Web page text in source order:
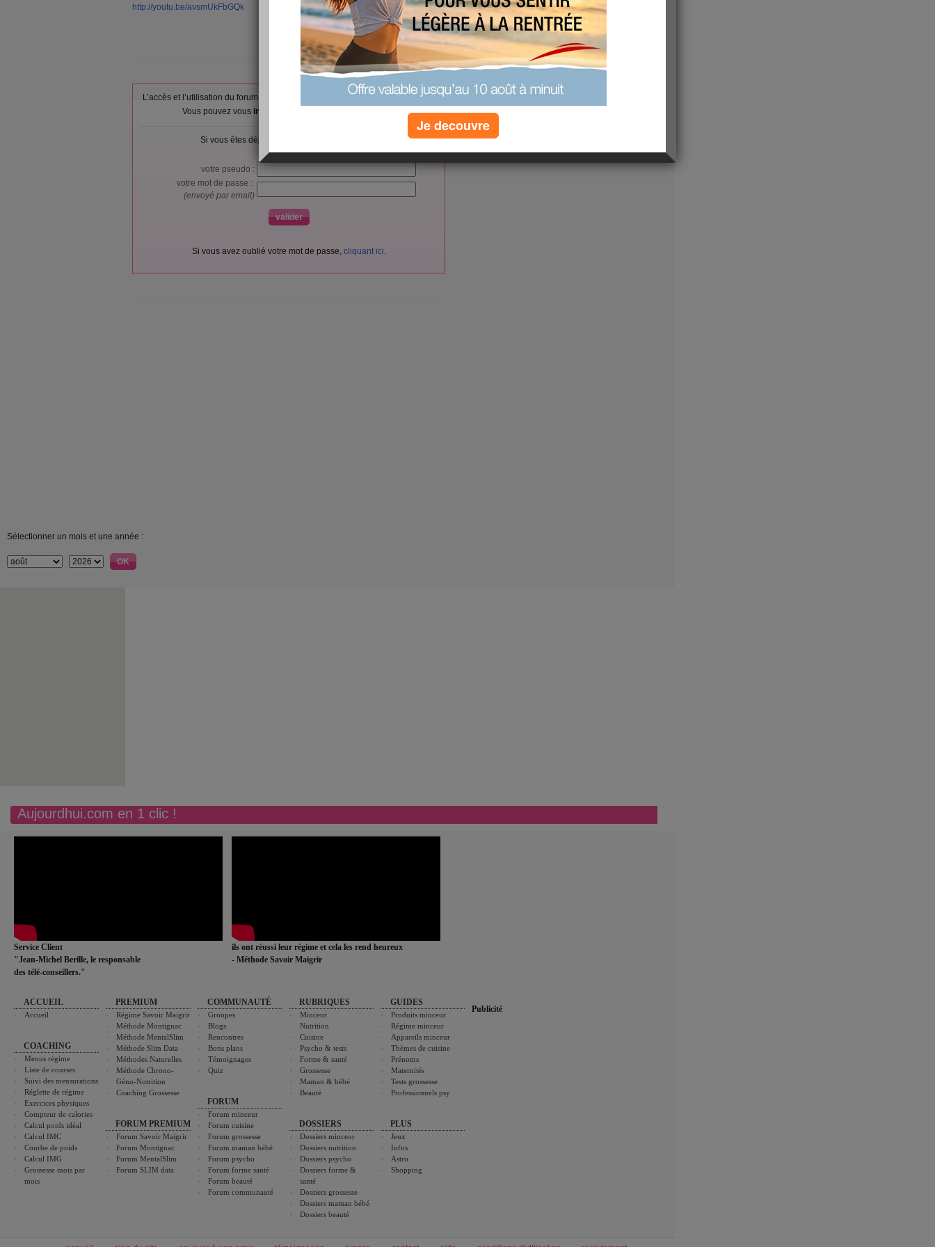
http://youtu.be/avsmUkFbGQk
(0) commentaires
L’accès et l’utilisation du forum sont réservés aux membres d'Aujourdhui.com.
Vous pouvez vous inscrire gratuitement
Si vous êtes déjà membre, connectez-vous ici :
votre pseudo :
votre mot de passe :
(envoyé par email)
Si vous avez oublié votre mot de passe, cliquant ici.
Sélectionner un mois et une année :
Aujourdhui.com en 1 clic !
Service Client
"Jean-Michel Berille, le responsable
des télé-conseillers."
ils ont réussi leur régime et cela les rend heureux
- Méthode Savoir Maigrir
ACCUEIL
Accueil
COACHING
Menus régime
Liste de courses
Suivi des mensurations
Réglette de régime
Exercices physiques
Compteur de calories
Calcul poids idéal
Calcul IMC
Courbe de poids
Calcul IMG
Grossesse mois par
mois
PREMIUM
Régime Savoir Maigrir
Méthode Montignac
Méthode MentalSlim
Méthode Slim Data
Méthodes Naturelles
Méthode Chrono-
Géno-Nutrition
Coaching Grossesse
FORUM PREMIUM
Forum Savoir Maigrir
Forum Montignac
Forum MentalSlim
Forum SLIM data
COMMUNAUTÉ
Groupes
Blogs
Rencontres
Bons plans
Témoignages
Quiz
FORUM
Forum minceur
Forum cuisine
Forum grossesse
Forum maman bébé
Forum psycho
Forum forme santé
Forum beauté
Forum communauté
RUBRIQUES
Minceur
Nutrition
Cuisine
Psycho & tests
Forme & santé
Grossesse
Maman & bébé
Beauté
DOSSIERS
Dossiers minceur
Dossiers nutrition
Dossiers psycho
Dossiers forme &
santé
Dossiers grossesse
Dossiers maman bébé
Dossiers beauté
GUIDES
Produits minceur
Régime minceur
Appareils minceur
Thèmes de cuisine
Prénoms
Maternités
Tests grossesse
Professionnels psy
PLUS
Jeux
Infos
Astro
Shopping
Publicité
Je decouvre